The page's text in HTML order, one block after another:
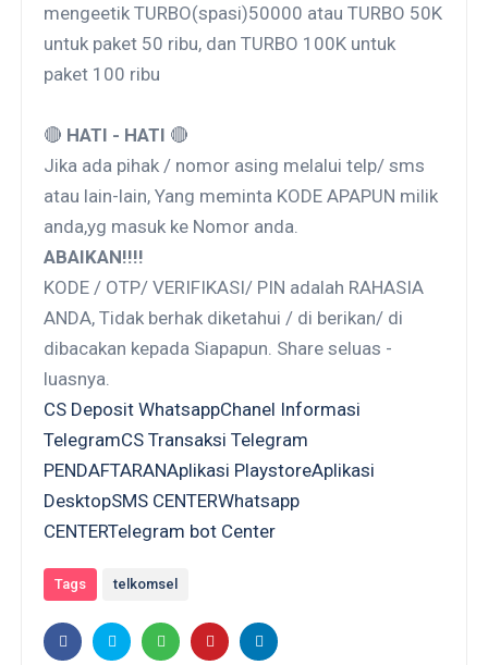
mengeetik TURBO(spasi)50000 atau TURBO 50K
untuk paket 50 ribu, dan TURBO 100K untuk
paket 100 ribu
🔴 HATI - HATI 🔴
Jika ada pihak / nomor asing melalui telp/ sms
atau lain-lain, Yang meminta KODE APAPUN milik
anda,yg masuk ke Nomor anda.
ABAIKAN!!!!
KODE / OTP/ VERIFIKASI/ PIN adalah RAHASIA
ANDA, Tidak berhak diketahui / di berikan/ di
dibacakan kepada Siapapun. Share seluas -
luasnya.
CS Deposit WhatsappChanel Informasi
TelegramCS Transaksi Telegram
PENDAFTARANAplikasi PlaystoreAplikasi
DesktopSMS CENTERWhatsapp
CENTERTelegram bot Center
Tags telkomsel